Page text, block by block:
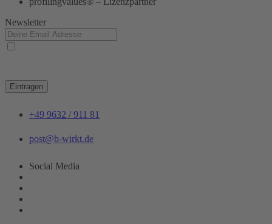
Newsletter
Eintragen
+49 9632 / 911 81
post@b-wirkt.de
Social Media